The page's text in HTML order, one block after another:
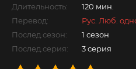
Длительность:
120 мин.
Перевод:
Рус. Люб.
Послед.сезон:
1 сезон
Послед.серия:
3 серия